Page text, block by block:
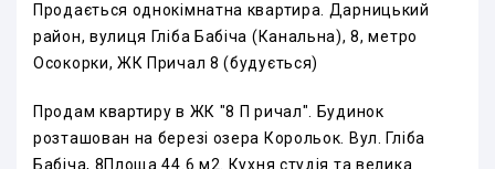
Продається однокімнатна квартира. Дарницький
район, вулиця Гліба Бабіча (Канальна), 8, метро
Осокорки, ЖК Причал 8 (будується)
Продам квартиру в ЖК "8 П ричал". Будинок
розташован на березі озера Корольок. Вул. Гліба
Бабіча, 8Площа 44.6 м2. Кухня студія та велика